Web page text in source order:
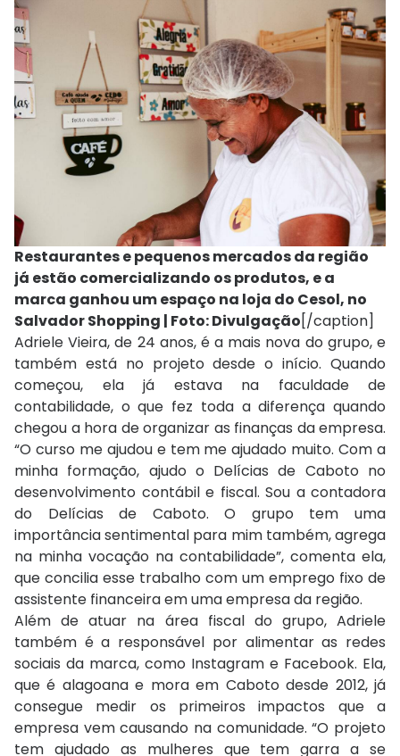
Restaurantes e pequenos mercados da região
já estão comercializando os produtos, e a
marca ganhou um espaço na loja do Cesol, no
Salvador Shopping | Foto: Divulgação[/caption]
Adriele Vieira, de 24 anos, é a mais nova do grupo, e
também está no projeto desde o início. Quando
começou, ela já estava na faculdade de
contabilidade, o que fez toda a diferença quando
chegou a hora de organizar as finanças da empresa.
“O curso me ajudou e tem me ajudado muito. Com a
minha formação, ajudo o Delícias de Caboto no
desenvolvimento contábil e fiscal. Sou a contadora
do Delícias de Caboto. O grupo tem uma
importância sentimental para mim também, agrega
na minha vocação na contabilidade”, comenta ela,
que concilia esse trabalho com um emprego fixo de
assistente financeira em uma empresa da região.
Além de atuar na área fiscal do grupo, Adriele
também é a responsável por alimentar as redes
sociais da marca, como Instagram e Facebook. Ela,
que é alagoana e mora em Caboto desde 2012, já
consegue medir os primeiros impactos que a
empresa vem causando na comunidade. “O projeto
tem ajudado as mulheres que tem garra a se